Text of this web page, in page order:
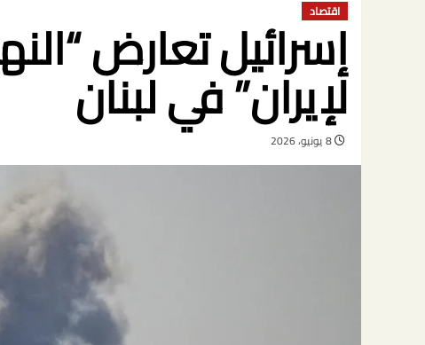
اقتصاد
إسرائيل تعارض
لإيران” في لبنان
8 يونيو، 2026